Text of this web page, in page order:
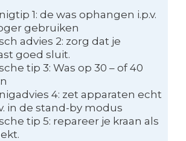
1: de was ophangen i.p.v.
gebruiken
advies 2: zorg dat je
goed sluit.
tip 3: Was op 30 – of 40
4: zet apparaten echt
in de stand-by modus
tip 5: repareer je kraan als